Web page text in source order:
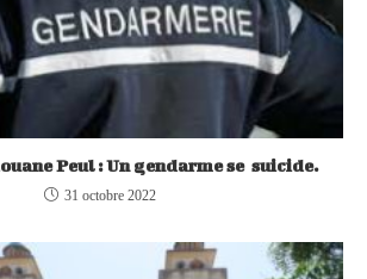
Peul : Un gendarme se suicide.
31 octobre 2022